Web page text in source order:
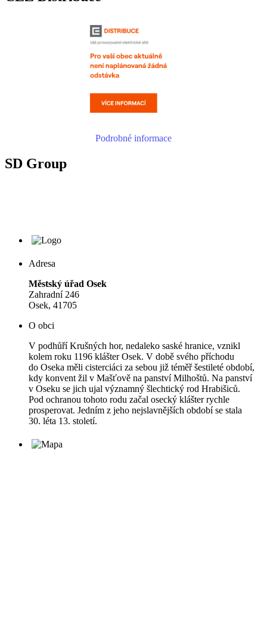
Podrobné informace
SD Group
Adresa
Městský úřad Osek
Zahradní 246
Osek, 41705
O obci
V podhůří Krušných hor, nedaleko saské hranice, vznikl
kolem roku 1196 klášter Osek. V době svého příchodu
do Oseka měli cisterciáci za sebou již téměř šestileté období,
kdy konvent žil v Mašťově na panství Milhoštů. Na panství
v Oseku se jich ujal významný šlechtický rod Hrabišiců.
Pod ochranou tohoto rodu začal osecký klášter rychle
prosperovat. Jedním z jeho nejslavnějších období se stala
30. léta 13. století.